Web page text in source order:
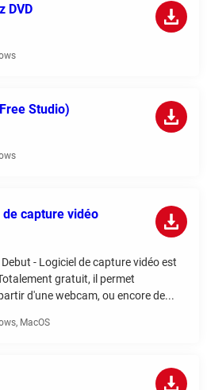
DVD
Studio)
capture vidéo
- Logiciel de capture vidéo est
gratuit, il permet
d'une webcam, ou encore de...
MacOS